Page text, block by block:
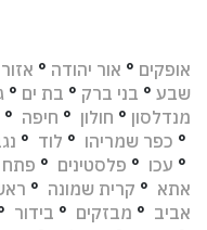
אופקים ° אור יהודה ° אזור
שבע ° בני ברק ° בת ים °
מנדלסון ° חולון ° חיפה °
° כפר שמריהו ° לוד °
° עכו ° פלסטינים ° פתח
אתא ° קרית שמונה °
אביב ° מבזקים ° בידור